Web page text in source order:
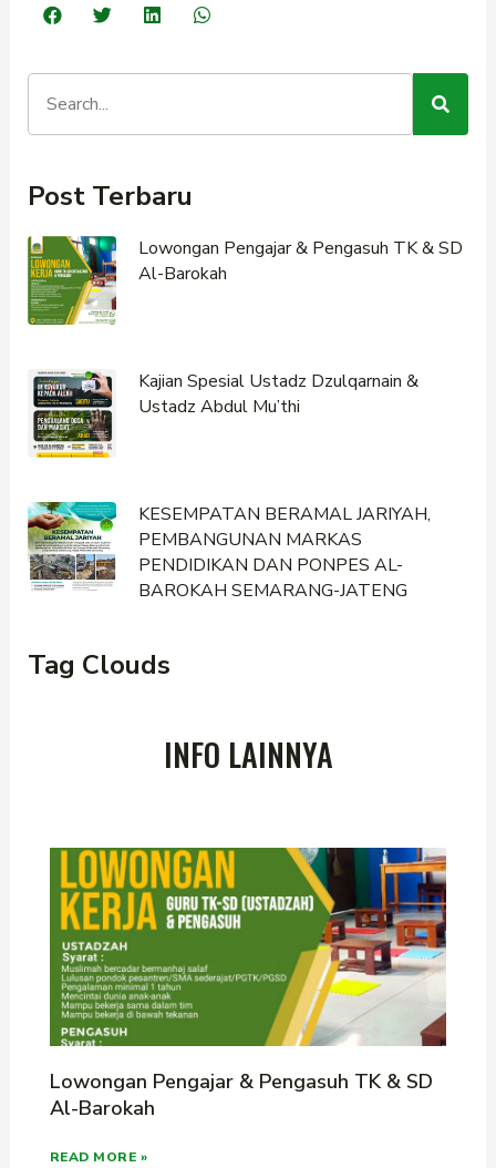
Post Terbaru
Lowongan Pengajar & Pengasuh TK & SD
Al-Barokah
Kajian Spesial Ustadz Dzulqarnain &
Ustadz Abdul Mu’thi
KESEMPATAN BERAMAL JARIYAH,
PEMBANGUNAN MARKAS
PENDIDIKAN DAN PONPES AL-
BAROKAH SEMARANG-JATENG
Tag Clouds
INFO LAINNYA
Lowongan Pengajar & Pengasuh TK & SD
Al-Barokah
READ MORE »